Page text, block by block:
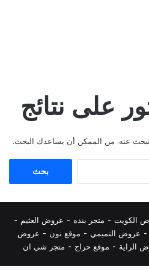
على نتائج
تبحث عنه. من الممكن أن يساعدك البحث.
الكويت - متجر بنده - عروض العثيم -
- عروض التميمي - موقع نون - عروض
الراية - موقع حراج - متجر شي ان